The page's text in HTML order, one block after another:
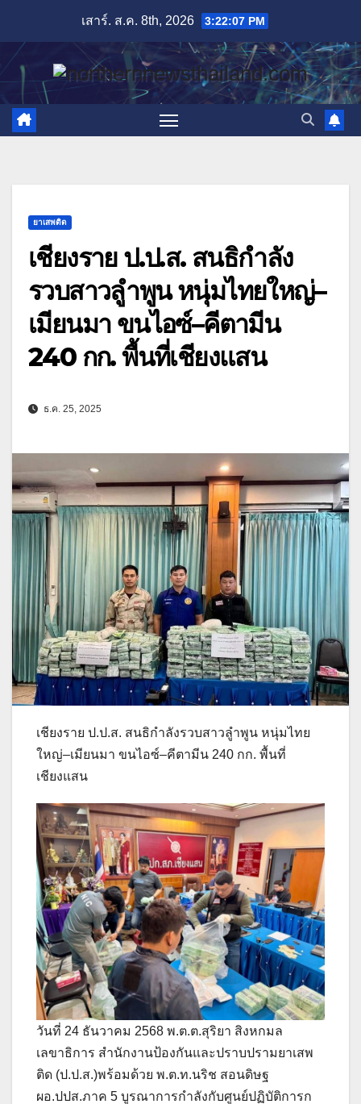
content
เสาร์. ส.ค. 8th, 2026 3:22:08 PM
ยาเสพติด
เชียงราย ป.ป.ส. สนธิกำลัง
รวบสาวลูำพูน หนุ่มไทยใหญ่–
เมียนมา ขนไอซ์–คีตามีน
240 กก. พื้นที่เชียงแสน
ธ.ค. 25, 2025
เชียงราย ป.ป.ส. สนธิกำลังรวบสาวลูำพูน หนุ่มไทย
ใหญ่–เมียนมา ขนไอซ์–คีตามีน 240 กก. พื้นที่
เชียงแสน
วันที่ 24 ธันวาคม 2568 พ.ต.ต.สุริยา สิงหกมล
เลขาธิการ สำนักงานป้องกันและปราบปรามยาเสพ
ติด (ป.ป.ส.)พร้อมด้วย พ.ต.ท.นริช สอนดิษฐ
ผอ.ปปส.ภาค 5 บูรณาการกำลังกับศูนย์ปฏิบัติการก